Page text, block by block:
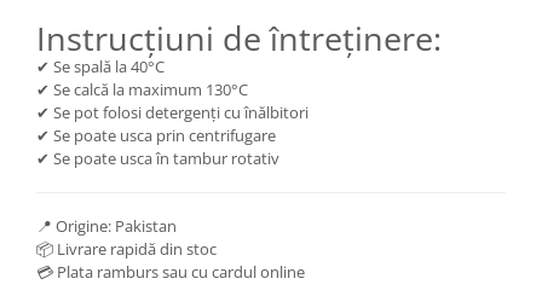
Instrucțiuni de întreținere:
✔ Se spală la 40°C
✔ Se calcă la maximum 130°C
✔ Se pot folosi detergenți cu înălbitori
✔ Se poate usca prin centrifugare
✔ Se poate usca în tambur rotativ
📍 Origine: Pakistan
📦 Livrare rapidă din stoc
💳 Plata ramburs sau cu cardul online